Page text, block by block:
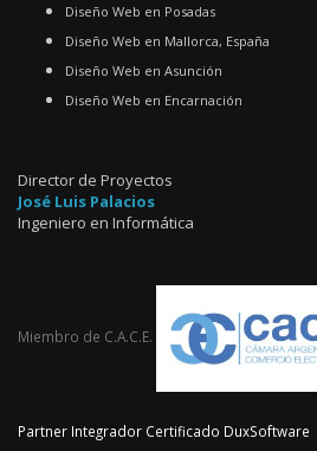
Diseño Web en Posadas
Diseño Web en Mallorca, España
Diseño Web en Asunción
Diseño Web en Encarnación
Director de Proyectos
José Luis Palacios
Ingeniero en Informática
Miembro de C.A.C.E.
Partner Integrador Certificado DuxSoftware